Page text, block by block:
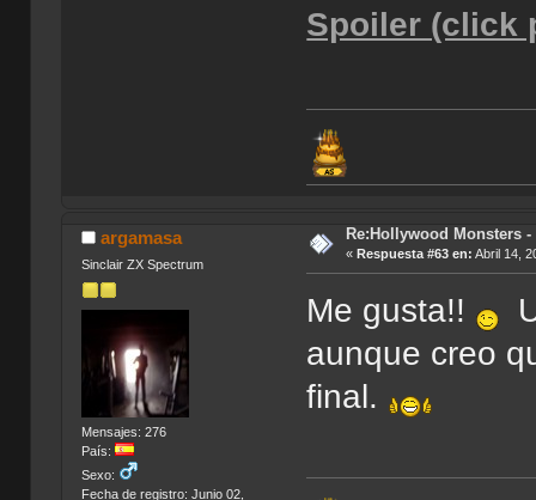
Spoiler (click
argamasa
Sinclair ZX Spectrum
Mensajes: 276
País:
Sexo:
Fecha de registro: Junio 02,
Re:Hollywood Monsters
« Respuesta #63 en: Abril 14,
Me gusta!!
aunque creo
final.